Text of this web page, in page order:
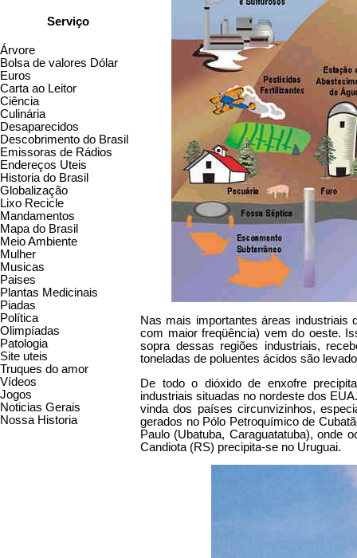
Serviço
Árvore
Bolsa de valores Dólar
Euros
Carta ao Leitor
Ciência
Culinária
Desaparecidos
Descobrimento do Brasil
Emissoras de Rádios
Endereços Uteis
Historia do Brasil
Globalização
Lixo Recicle
Mandamentos
Mapa do Brasil
Meio Ambiente
Mulher
Musicas
Paises
Plantas Medicinais
Piadas
Política
Olimpíadas
Patologia
Site uteis
Truques do amor
Vídeos
Jogos
Noticias Gerais
Nossa Historia
Nas mais importantes áreas industriais
com maior freqüência) vem do oeste.
sopra dessas regiões industriais,
toneladas de poluentes ácidos são
De todo o dióxido de enxofre
industriais situadas no nordeste dos
vinda dos países circunvizinhos,
gerados no Pólo Petroquímico de
Paulo (Ubatuba, Caraguatatuba), onde
Candiota (RS) precipita-se no Uruguai.